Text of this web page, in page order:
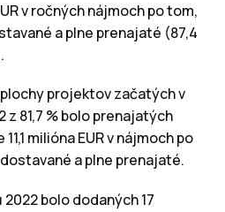
v ročných nájmoch po tom,
a plne prenajaté (87,4
projektov začatých v
z 81,7 % bolo prenajatých
milióna EUR v nájmoch po
a plne prenajaté.
bolo dodaných 17